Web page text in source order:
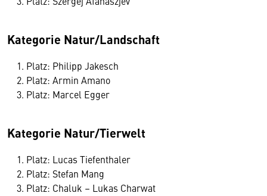
Kategorie Natur/Landschaft
Platz: Philipp Jakesch
Platz: Armin Amano
Platz: Marcel Egger
Kategorie Natur/Tierwelt
Platz: Lucas Tiefenthaler
Platz: Stefan Mang
Platz: Chaluk – Lukas Charwat